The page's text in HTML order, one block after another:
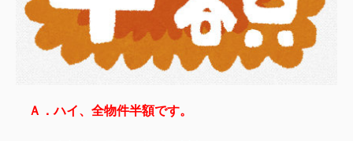
Ａ．ハイ、全物件半額です。